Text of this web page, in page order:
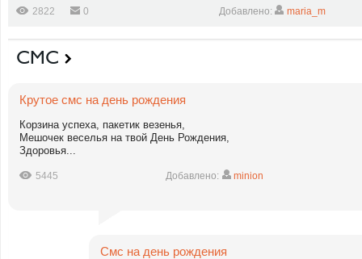
2822 0 Добавлено: maria_m
СМС
Крутое смс на день рождения
Корзина успеха, пакетик везенья,
Мешочек веселья на твой День Рождения,
Здоровья...
5445 Добавлено: minion
Смс на день рождения